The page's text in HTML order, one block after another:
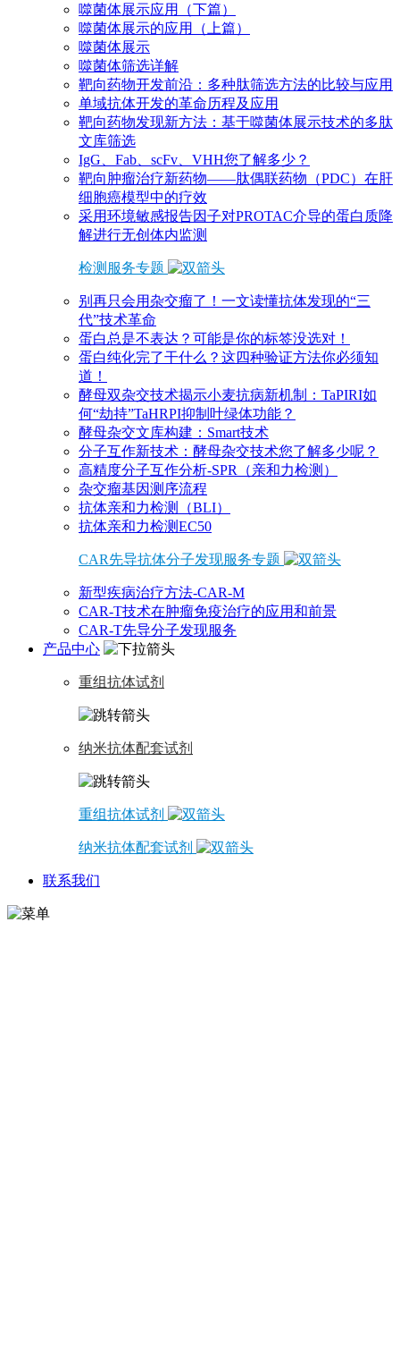
噬菌体展示应用（下篇）
噬菌体展示的应用（上篇）
噬菌体展示
噬菌体筛选详解
靶向药物开发前沿：多种肽筛选方法的比较与应用
单域抗体开发的革命历程及应用
靶向药物发现新方法：基于噬菌体展示技术的多肽
文库筛选
IgG、Fab、scFv、VHH您了解多少？
靶向肿瘤治疗新药物——肽偶联药物（PDC）在肝
细胞癌模型中的疗效
采用环境敏感报告因子对PROTAC介导的蛋白质降
解进行无创体内监测
检测服务专题
别再只会用杂交瘤了！一文读懂抗体发现的“三
代”技术革命
蛋白总是不表达？可能是你的标签没选对！
蛋白纯化完了干什么？这四种验证方法你必须知
道！
酵母双杂交技术揭示小麦抗病新机制：TaPIRI如
何“劫持”TaHRPI抑制叶绿体功能？
酵母杂交文库构建：Smart技术
分子互作新技术：酵母杂交技术您了解多少呢？
高精度分子互作分析-SPR（亲和力检测）
杂交瘤基因测序流程
抗体亲和力检测（BLI）
抗体亲和力检测EC50
CAR先导抗体分子发现服务专题
新型疾病治疗方法-CAR-M
CAR-T技术在肿瘤免疫治疗的应用和前景
CAR-T先导分子发现服务
产品中心
重组抗体试剂
纳米抗体配套试剂
重组抗体试剂
纳米抗体配套试剂
联系我们